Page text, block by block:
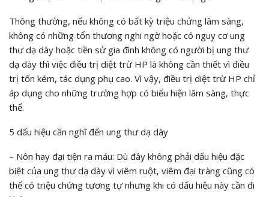
Thông thường, nếu không có bất kỳ triệu chứng lâm sàng,
không có những tổn thương nghi ngờ hoặc có nguy cơ ung
thư dạ dày hoặc tiền sử gia đình không có người bị ung thư
dạ dày thì việc điều trị diệt trừ HP là không cần thiết vì điều
trị tốn kém, tác dụng phụ cao. Vì vậy, điều trị diệt trừ HP chỉ
áp dụng cho những trường hợp có biểu hiện lâm sàng, thực
thể.
5 dấu hiệu cần nghĩ đến ung thư dạ dày
– Nôn hay đại tiện ra máu: Dù đây không phải dấu hiệu đặc
biệt của ung thư dạ dày vì viêm ruột, viêm đại tràng cũng có
thể có triệu chứng tương tự nhưng khi có dấu hiệu này cần đi